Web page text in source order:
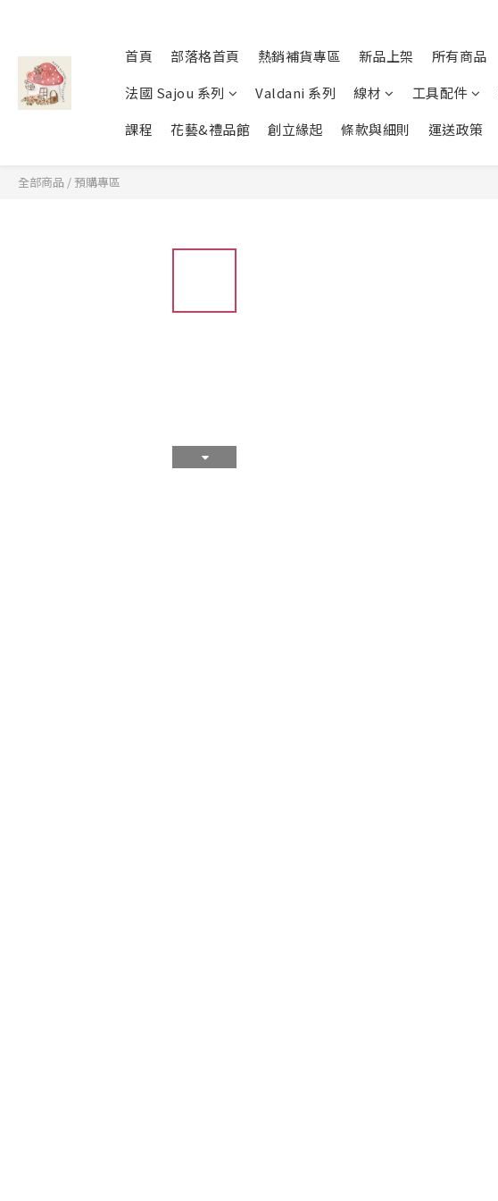
首頁 部落格首頁 熱銷補貨專區 新品上架 所有商品
法國 Sajou 系列
Valdani 系列 線材 工具配件
課程
花藝&禮品館 創立緣起 條款與細則 運送政策
全部商品 / 預購專區